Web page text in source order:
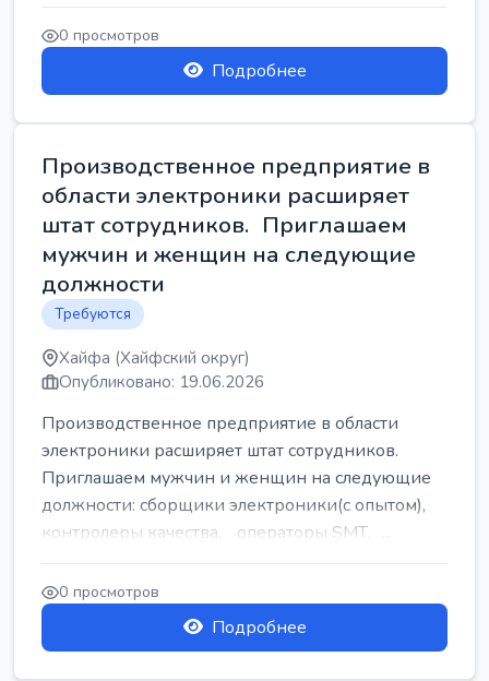
0 просмотров
Подробнее
Производственное предприятие в
области электроники расширяет
штат сотрудников. Приглашаем
мужчин и женщин на следующие
должности
Требуются
Хайфа (Хайфский округ)
Опубликовано: 19.06.2026
Производственное предприятие в области
электроники расширяет штат сотрудников.
Приглашаем мужчин и женщин на следующие
должности: сборщики электроники(с опытом),
контролеры качества, операторы SMT, ...
0 просмотров
Подробнее